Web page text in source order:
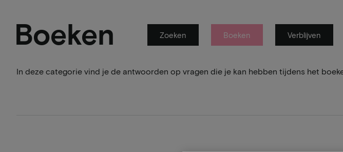
Boeken Zoeken Boeken Verblijven
In deze categorie vind je de antwoorden op vragen die je kan hebben tijdens het